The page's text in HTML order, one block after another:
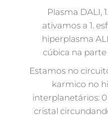
Plasma DALI,
ativamos a 1.
hiperplasma
cúbica na
Estamos no
karmico no
interplanetários:
cristal